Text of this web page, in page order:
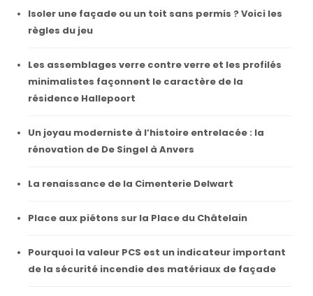
Isoler une façade ou un toit sans permis ? Voici les
règles du jeu
Les assemblages verre contre verre et les profilés
minimalistes façonnent le caractère de la
résidence Hallepoort
Un joyau moderniste à l’histoire entrelacée : la
rénovation de De Singel à Anvers
La renaissance de la Cimenterie Delwart
Place aux piétons sur la Place du Châtelain
Pourquoi la valeur PCS est un indicateur important
de la sécurité incendie des matériaux de façade